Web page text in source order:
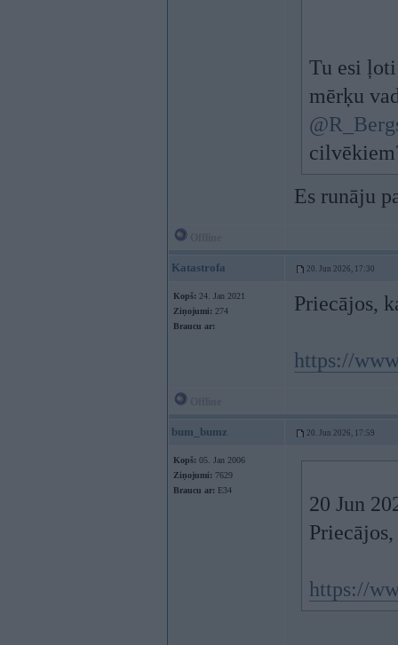
Tu esi
mērķu
Es runāju
Katastrofa 20. Jun 2026, 17:30
Kopš: 24. Jan 2021
Ziņojumi: 274
Braucu ar:
Priecājos,
https://
bum_bumz 20. Jun 2026, 17:59
Kopš: 05. Jan 2006
Ziņojumi: 7629
Braucu ar: E34
20 Jun
https://